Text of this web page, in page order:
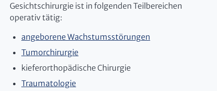
Gesichtschirurgie ist in folgenden Teilbereichen
operativ tätig:
angeborene Wachstumsstörungen
Tumorchirurgie
kieferorthopädische Chirurgie
Traumatologie